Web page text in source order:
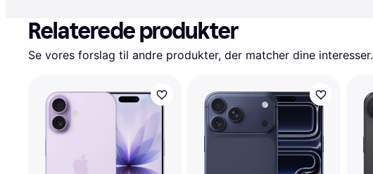
Relaterede produkter
Se vores forslag til andre produkter, der matcher dine interesser.